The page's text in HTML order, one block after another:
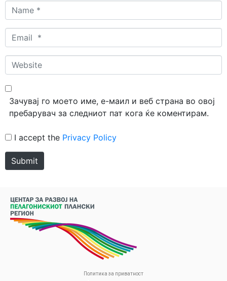
Name
*
Email
*
Website
Зачувај го моето име, е-маил и веб страна во овој
пребарувач за следниот пат кога ќе коментирам.
I accept the Privacy Policy
Submit
Политика за приватност